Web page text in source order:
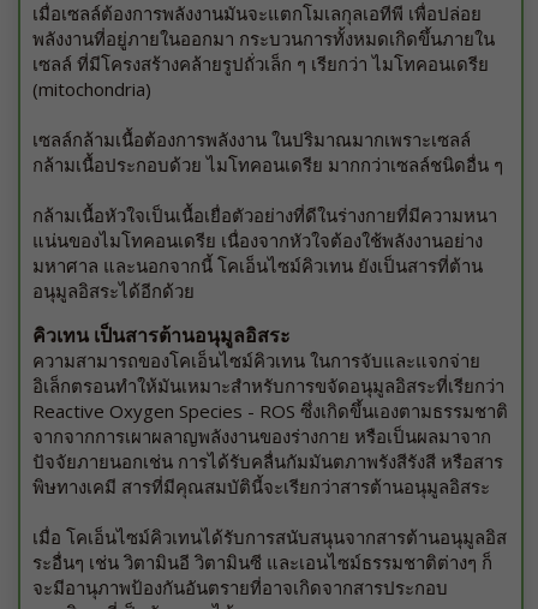
เมื่อเซลล์ต้องการพลังงานมันจะแตกโมเลกุลเอทีพี เพื่อปล่อย
พลังงานที่อยู่ภายในออกมา กระบวนการทั้งหมดเกิดขึ้นภายใน
เซลล์ ที่มีโครงสร้างคล้ายรูปถั่วเล็ก ๆ เรียกว่า ไมโทคอนเดรีย
(mitochondria)
เซลล์กล้ามเนื้อต้องการพลังงาน ในปริมาณมากเพราะเซลล์
กล้ามเนื้อประกอบด้วย ไมโทคอนเดรีย มากกว่าเซลล์ชนิดอื่น ๆ
กล้ามเนื้อหัวใจเป็นเนื้อเยื่อตัวอย่างที่ดีในร่างกายที่มีความหนา
แน่นของไมโทคอนเดรีย เนื่องจากหัวใจต้องใช้พลังงานอย่าง
มหาศาล และนอกจากนี้ โคเอ็นไซม์คิวเทน ยังเป็นสารที่ต้าน
อนุมูลอิสระได้อีกด้วย
คิวเทน เป็นสารต้านอนุมูลอิสระ
ความสามารถของโคเอ็นไซม์คิวเทน ในการจับและแจกจ่าย
อิเล็กตรอนทำให้มันเหมาะสำหรับการขจัดอนุมูลอิสระที่เรียกว่า
Reactive Oxygen Species - ROS ซึ่งเกิดขึ้นเองตามธรรมชาติ
จากจากการเผาผลาญพลังงานของร่างกาย หรือเป็นผลมาจาก
ปัจจัยภายนอกเช่น การได้รับคลื่นกัมมันตภาพรังสีรังสี หรือสาร
พิษทางเคมี สารที่มีคุณสมบัตินี้จะเรียกว่าสารต้านอนุมูลอิสระ
เมื่อ โคเอ็นไซม์คิวเทนได้รับการสนับสนุนจากสารต้านอนุมูลอิส
ระอื่นๆ เช่น วิตามินอี วิตามินซี และเอนไซม์ธรรมชาติต่างๆ ก็
จะมีอานุภาพป้องกันอันตรายที่อาจเกิดจากสารประกอบ